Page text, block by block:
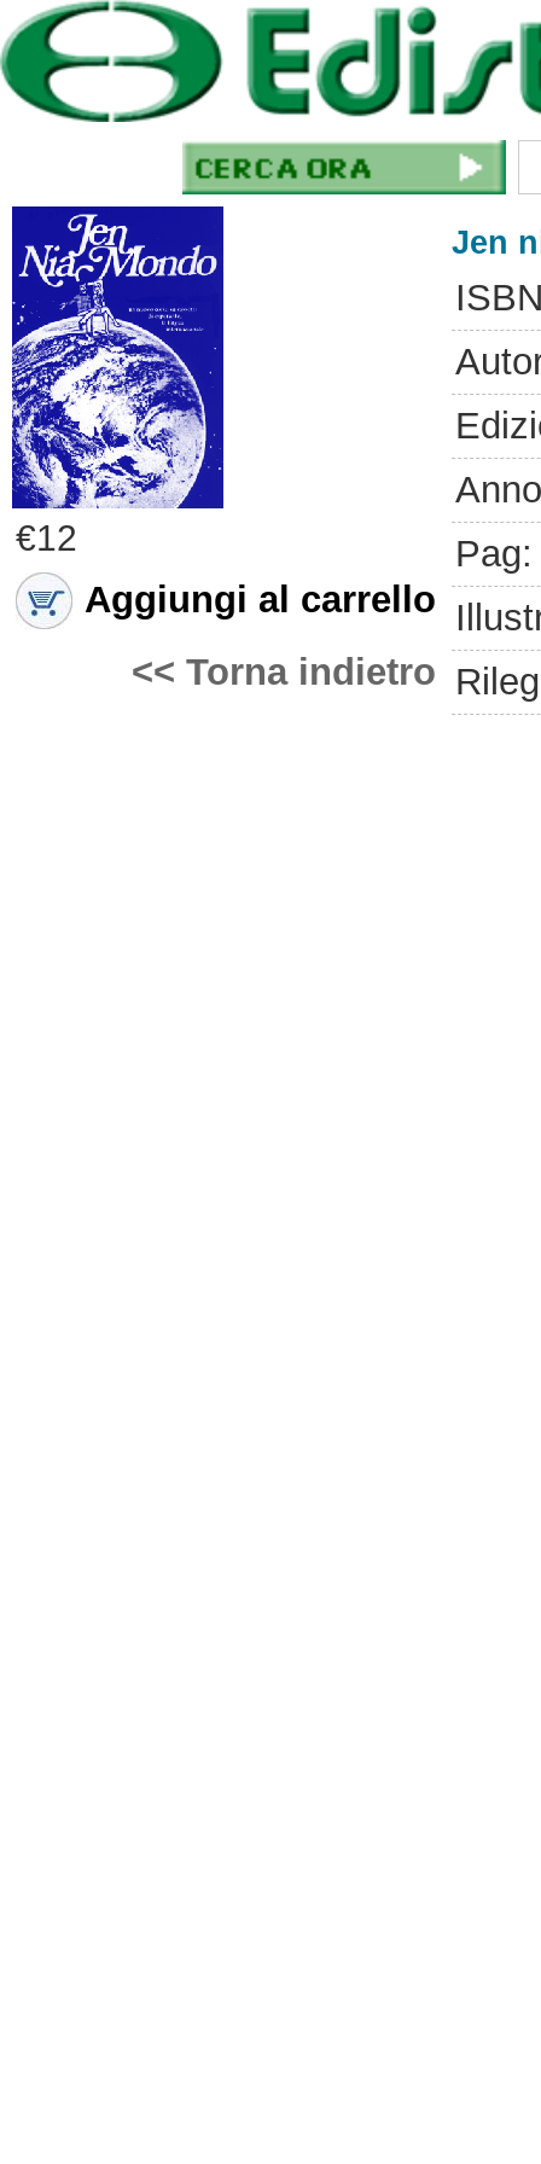
€12
Aggiungi al carrello
<< Torna indietro
Jen
Pag: